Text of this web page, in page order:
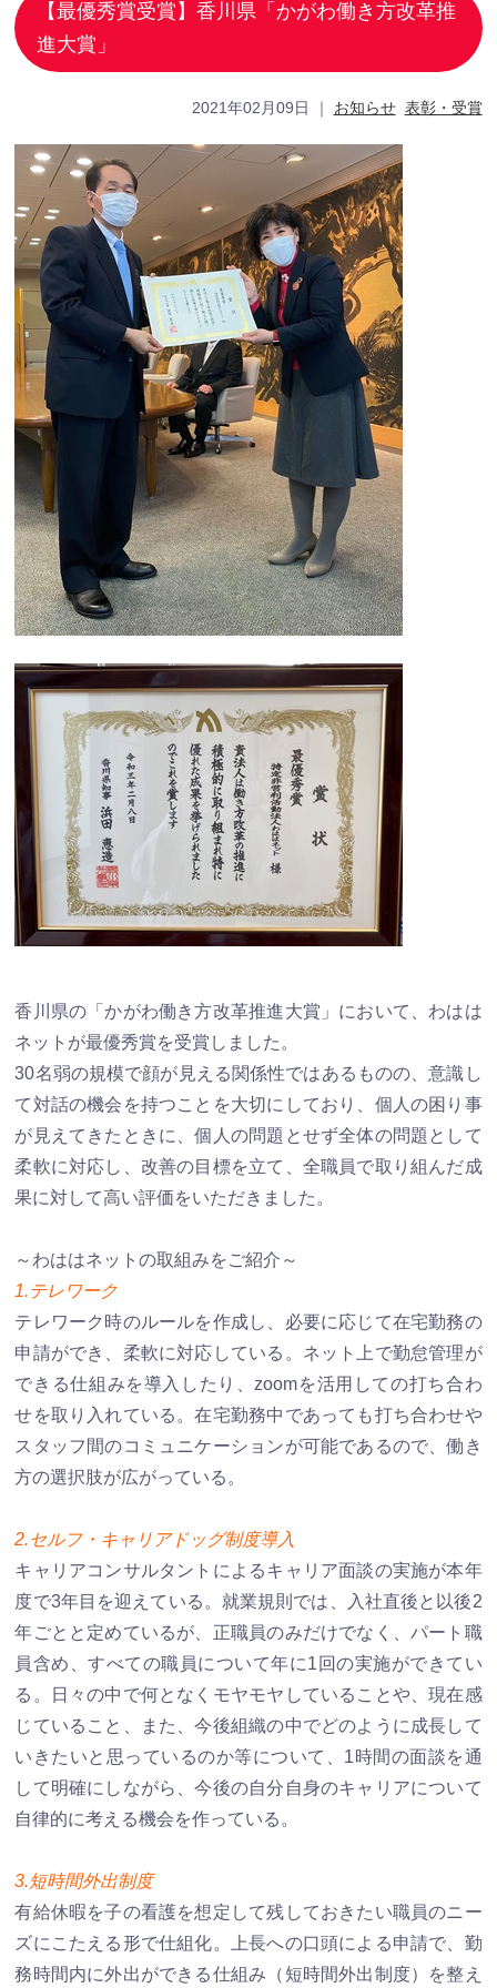
【最優秀賞受賞】香川県「かがわ働き方改革推
進大賞」
2021年02月09日 ｜ お知らせ 表彰・受賞
香川県の「かがわ働き方改革推進大賞」において、わはは
ネットが最優秀賞を受賞しました。
30名弱の規模で顔が見える関係性ではあるものの、意識し
て対話の機会を持つことを大切にしており、個人の困り事
が見えてきたときに、個人の問題とせず全体の問題として
柔軟に対応し、改善の目標を立て、全職員で取り組んだ成
果に対して高い評価をいただきました。
～わははネットの取組みをご紹介～
1.テレワーク
テレワーク時のルールを作成し、必要に応じて在宅勤務の
申請ができ、柔軟に対応している。ネット上で勤怠管理が
できる仕組みを導入したり、zoomを活用しての打ち合わ
せを取り入れている。在宅勤務中であっても打ち合わせや
スタッフ間のコミュニケーションが可能であるので、働き
方の選択肢が広がっている。
2.セルフ・キャリアドッグ制度導入
キャリアコンサルタントによるキャリア面談の実施が本年
度で3年目を迎えている。就業規則では、入社直後と以後2
年ごとと定めているが、正職員のみだけでなく、パート職
員含め、すべての職員について年に1回の実施ができてい
る。日々の中で何となくモヤモヤしていることや、現在感
じていること、また、今後組織の中でどのように成長して
いきたいと思っているのか等について、1時間の面談を通
して明確にしながら、今後の自分自身のキャリアについて
自律的に考える機会を作っている。
3.短時間外出制度
有給休暇を子の看護を想定して残しておきたい職員のニー
ズにこたえる形で仕組化。上長への口頭による申請で、勤
務時間内に外出ができる仕組み（短時間外出制度）を整え